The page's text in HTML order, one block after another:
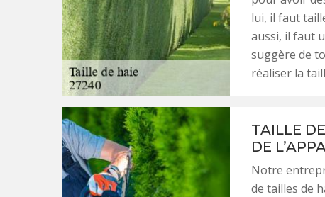
lui, il faut
aussi, il faut
suggère de
réaliser la
TAILLE
DE
Notre
de tailles de